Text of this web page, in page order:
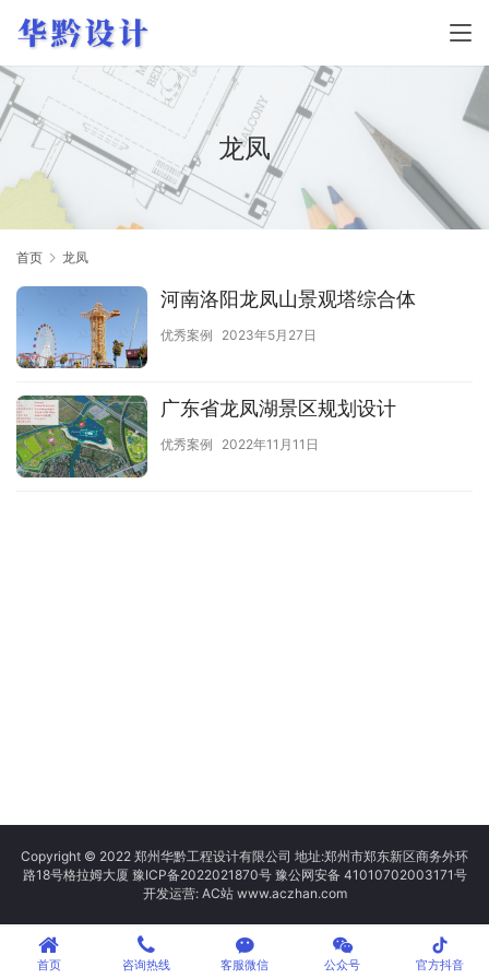
龙凤
首页 龙凤
河南洛阳龙凤山景观塔综合体
优秀案例 2023年5月27日
广东省龙凤湖景区规划设计
优秀案例 2022年11月11日
Copyright © 2022 郑州华黔工程设计有限公司 地址:郑州市郑东新区商务外环
路18号格拉姆大厦 豫ICP备2022021870号 豫公网安备 41010702003171号
开发运营: AC站 www.aczhan.com
首页 咨询热线 客服微信 公众号
tiktok
官方抖音